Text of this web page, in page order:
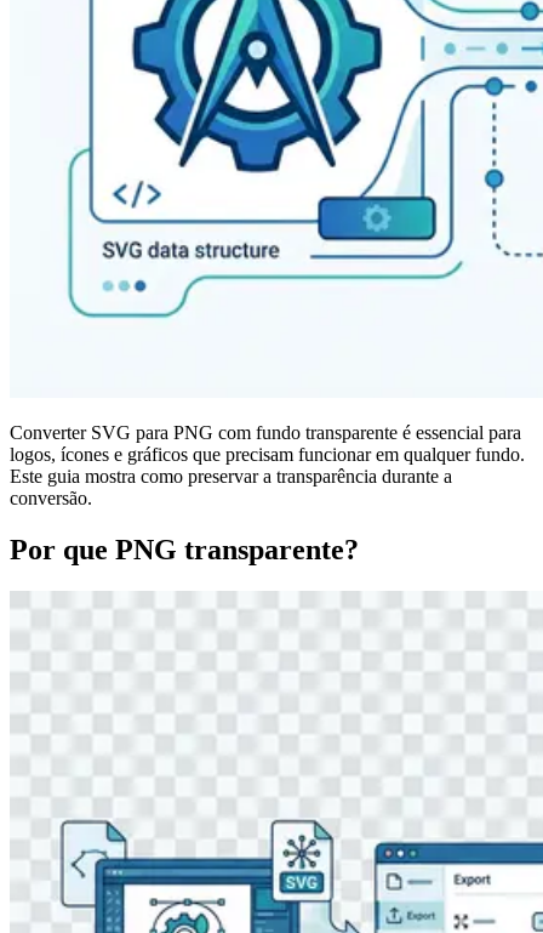
Converter SVG para PNG com fundo transparente é essencial para
logos, ícones e gráficos que precisam funcionar em qualquer fundo.
Este guia mostra como preservar a transparência durante a
conversão.
Por que PNG transparente?